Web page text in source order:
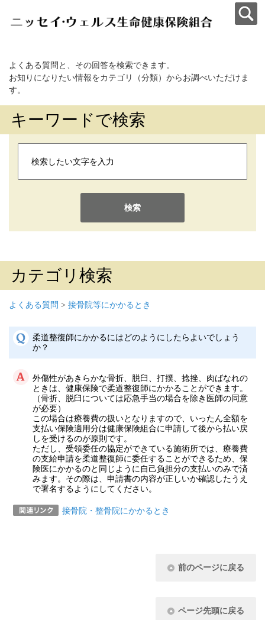
よくある質問と、その回答を検索できます。
お知りになりたい情報をカテゴリ（分類）からお調べいただけま
す。
キーワードで検索
検索
カテゴリ検索
よくある質問 > 接骨院等にかかるとき
柔道整復師にかかるにはどのようにしたらよいでしょう
か？
外傷性があきらかな骨折、脱臼、打撲、捻挫、肉ばなれの
ときは、健康保険で柔道整復師にかかることができます。
（骨折、脱臼については応急手当の場合を除き医師の同意
が必要）
この場合は療養費の扱いとなりますので、いったん全額を
支払い保険適用分は健康保険組合に申請して後から払い戻
しを受けるのが原則です。
ただし、受領委任の協定ができている施術所では、療養費
の支給申請を柔道整復師に委任することができるため、保
険医にかかるのと同じように自己負担分の支払いのみで済
みます。その際は、申請書の内容が正しいか確認したうえ
で署名するようにしてください。
接骨院・整骨院にかかるとき
前のページに戻る
ページ先頭に戻る